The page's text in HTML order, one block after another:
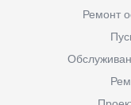
Ремонт